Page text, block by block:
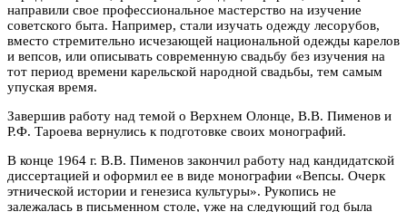
направили свое профессиональное мастерство на изучение
советского быта. Например, стали изучать одежду лесорубов,
вместо стремительно исчезающей национальной одежды карелов
и вепсов, или описывать современную свадьбу без изучения на
тот период времени карельской народной свадьбы, тем самым
упуская время.
Завершив работу над темой о Верхнем Олонце, В.В. Пименов и
Р.Ф. Тароева вернулись к подготовке своих монографий.
В конце 1964 г. В.В. Пименов закончил работу над кандидатской
диссертацией и оформил ее в виде монографии «Вепсы. Очерк
этнической истории и генезиса культуры». Рукопись не
залежалась в письменном столе, уже на следующий год была